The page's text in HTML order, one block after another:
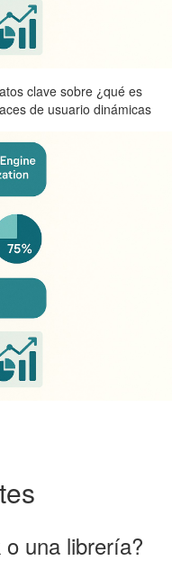
clave sobre ¿qué es
de usuario dinámicas
una librería?